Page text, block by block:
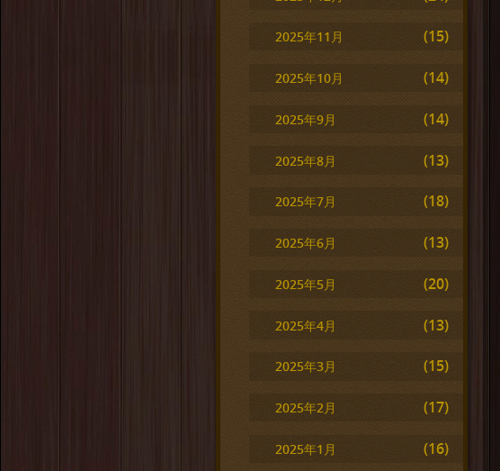
2025年11月 (15)
2025年10月 (14)
2025年9月 (14)
2025年8月 (13)
2025年7月 (18)
2025年6月 (13)
2025年5月 (20)
2025年4月 (13)
2025年3月 (15)
2025年2月 (17)
2025年1月 (16)